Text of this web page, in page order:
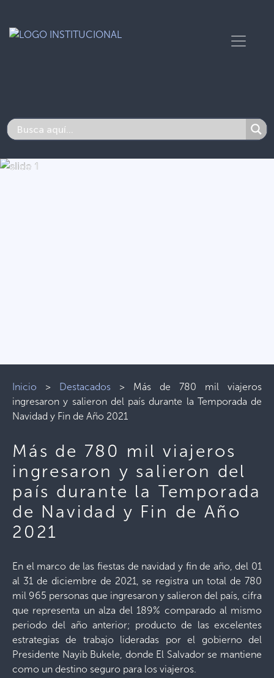
Inicio > Destacados > Más de 780 mil viajeros
ingresaron y salieron del país durante la Temporada de
Navidad y Fin de Año 2021
Más de 780 mil viajeros
ingresaron y salieron del
país durante la Temporada
de Navidad y Fin de Año
2021
En el marco de las fiestas de navidad y fin de año, del 01
al 31 de diciembre de 2021, se registra un total de 780
mil 965 personas que ingresaron y salieron del país, cifra
que representa un alza del 189% comparado al mismo
periodo del año anterior; producto de las excelentes
estrategias de trabajo lideradas por el gobierno del
Presidente Nayib Bukele, donde El Salvador se mantiene
como un destino seguro para los viajeros.